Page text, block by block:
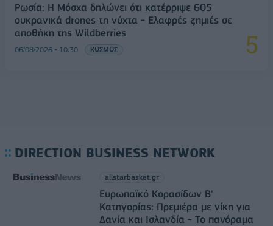
Ρωσία: Η Μόσχα δηλώνει ότι κατέρριψε 605
ουκρανικά drones τη νύχτα - Ελαφρές ζημιές σε
αποθήκη της Wildberries
06/08/2026 - 10:30 ΚΟΣΜΟΣ
DIRECTION BUSINESS NETWORK
allstarbasket.gr
Ευρωπαϊκό Κορασίδων Β'
Κατηγορίας: Πρεμιέρα με νίκη για
Δανία και Ισλανδία - Το πανόραμα